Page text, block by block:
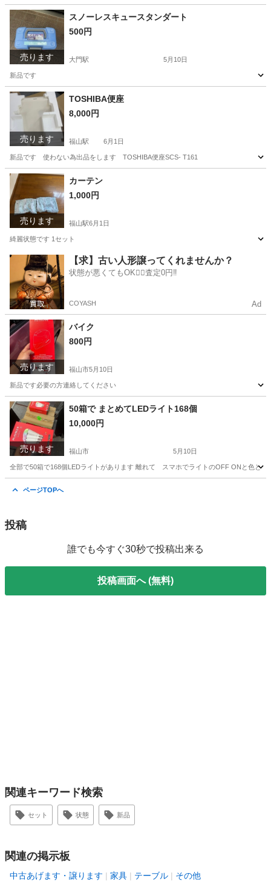
広島 福山市 大門駅 オーディオ メルセデスベンツ
売ります
スノーレスキュースタンダート
500円
大門駅 5月10日
新品です
広島 福山市 外装、車外用品
売ります
TOSHIBA便座
8,000円
福山駅 6月1日
新品です 使わない為出品をします TOSHIBA便座SCS- T161
広島 福山市
売ります
カーテン
1,000円
福山駅6月1日
綺麗状態です 1セット
広島 福山市 福山駅 カーテン、ブラインド
【求】古い人形譲ってくれませんか？
状態が悪くてもOK🙆‍♀️査定0円‼️
COYASH Ad
売ります
バイク
800円
福山市5月10日
新品です必要の方連絡してください
広島 福山市 その他 新品
売ります
50箱で まとめてLEDライト168個
10,000円
福山市 5月10日
全部で50箱で168個LEDライトがあります 離れて スマホでライトのOFF ONと色と
ページTOPへ
投稿
誰でも今すぐ30秒で投稿出来る
投稿画面へ (無料)
関連キーワード検索
セット 状態 新品
関連の掲示板
中古あげます・譲ります 家具 テーブル その他